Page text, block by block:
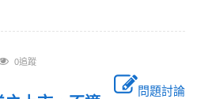
0追蹤
問題討論